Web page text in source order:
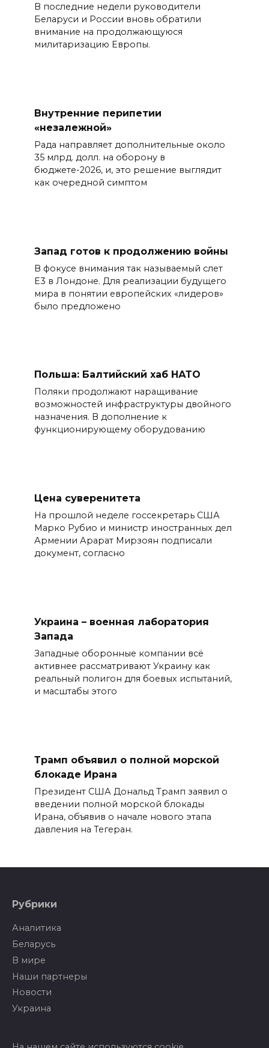
В последние недели руководители
Беларуси и России вновь обратили
внимание на продолжающуюся
милитаризацию Европы.
Внутренние перипетии
«незалежной»
Рада направляет дополнительные около
35 млрд. долл. на оборону в
бюджете-2026, и, это решение выглядит
как очередной симптом
Запад готов к продолжению войны
В фокусе внимания так называемый слет
Е3 в Лондоне. Для реализации будущего
мира в понятии европейских «лидеров»
было предложено
Польша: Балтийский хаб НАТО
Поляки продолжают наращивание
возможностей инфраструктуры двойного
назначения. В дополнение к
функционирующему оборудованию
Цена суверенитета
На прошлой неделе госсекретарь США
Марко Рубио и министр иностранных дел
Армении Арарат Мирзоян подписали
документ, согласно
Украина – военная лаборатория
Запада
Западные оборонные компании всё
активнее рассматривают Украину как
реальный полигон для боевых испытаний,
и масштабы этого
Трамп объявил о полной морской
блокаде Ирана
Президент США Дональд Трамп заявил о
введении полной морской блокады
Ирана, объявив о начале нового этапа
давления на Тегеран.
Рубрики
Аналитика
Беларусь
В мире
Наши партнеры
Новости
Украина